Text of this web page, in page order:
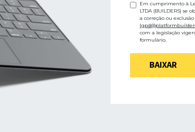
Em cumprimento à Lei
LTDA (BUILDERS) se
a correção ou
com a legislação
formulário.